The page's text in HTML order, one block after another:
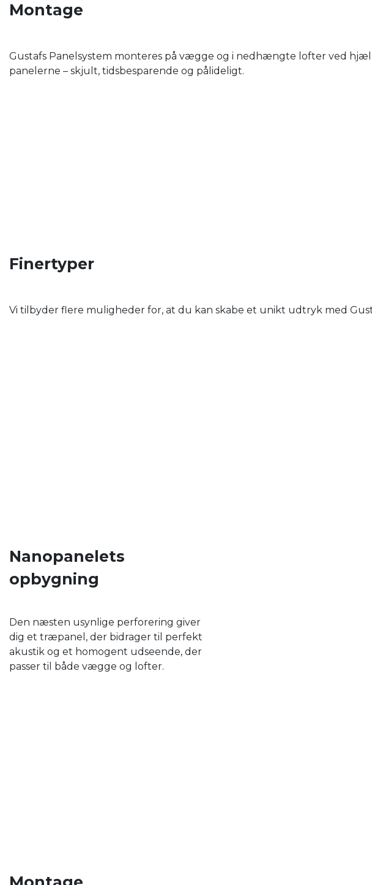
Montage
Gustafs Panelsystem monteres på vægge og i nedhængte lofter ved
panelerne – skjult, tidsbesparende og pålideligt.
Finertyper
Vi tilbyder flere muligheder for, at du kan skabe et unikt udtryk med
Nanopanelets
opbygning
Den næsten usynlige perforering giver
dig et træpanel, der bidrager til perfekt
akustik og et homogent udseende, der
passer til både vægge og lofter.